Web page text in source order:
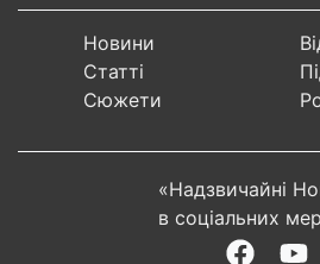
Новини
Статті
Сюжети
«Надзвичайні
в соціальних